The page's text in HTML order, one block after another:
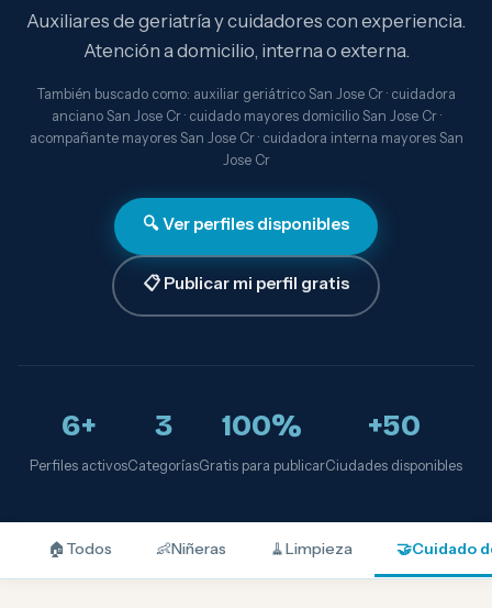
Auxiliares de geriatría y cuidadores con experiencia.
Atención a domicilio, interna o externa.
También buscado como: auxiliar geriátrico San Jose Cr · cuidadora
anciano San Jose Cr · cuidado mayores domicilio San Jose Cr ·
acompañante mayores San Jose Cr · cuidadora interna mayores San
Jose Cr
🔍 Ver perfiles disponibles
📋 Publicar mi perfil gratis
6+
Perfiles activos
3
Categorías
100%
Gratis para publicar
+50
Ciudades disponibles
🏠 Todos 👶Niñeras 🧹Limpieza 🤝Cuidado